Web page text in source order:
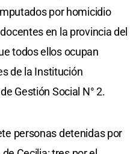
por homicidio
en la provincia del
todos ellos ocupan
de la Institución
Gestión Social N° 2.
personas detenidas por